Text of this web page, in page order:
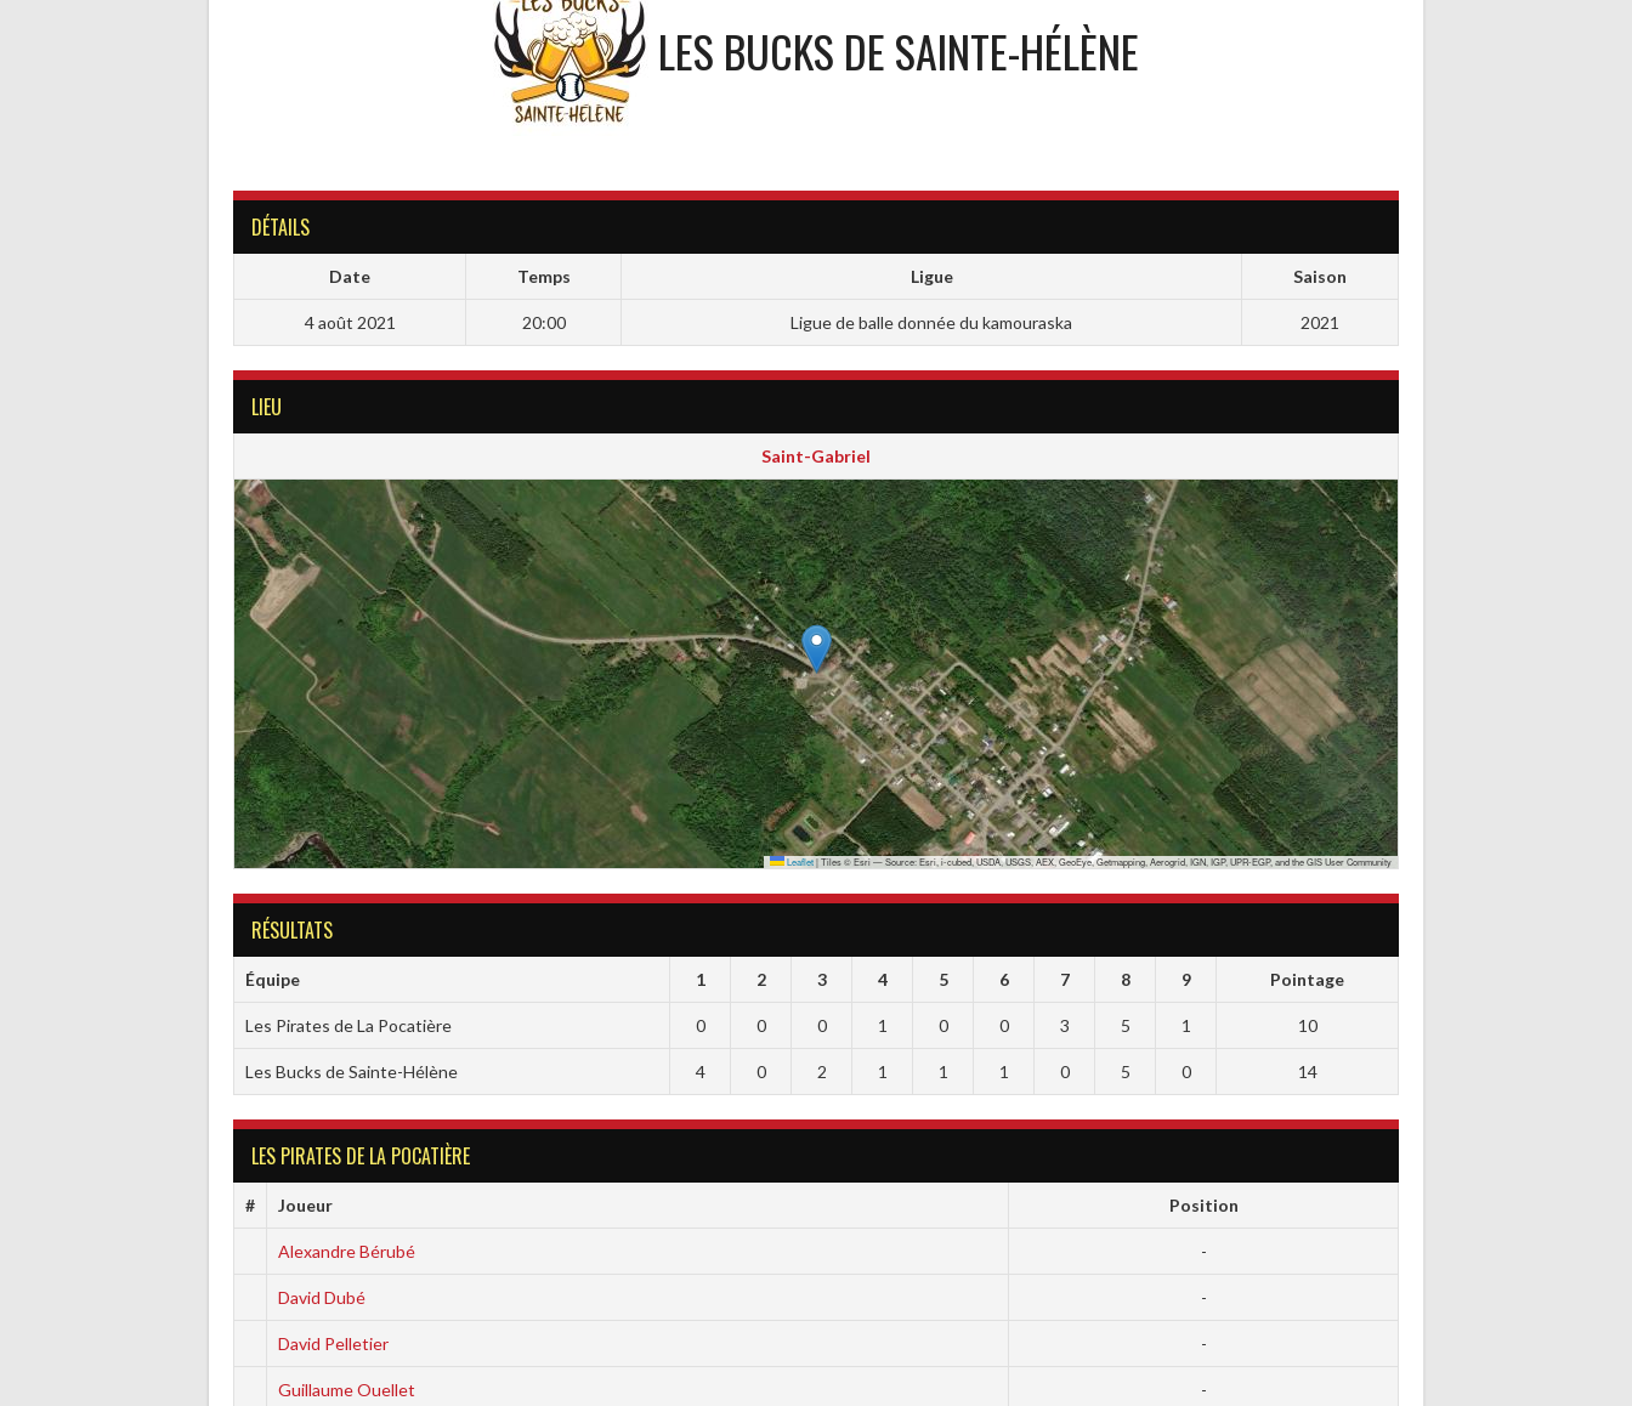
LES BUCKS DE SAINTE-HÉLÈNE
DÉTAILS
Date Temps Ligue Saison
4 août 2021 20:00 Ligue de balle donnée du kamouraska 2021
LIEU
Saint-Gabriel
Leaflet|Tiles © Esri — Source: Esri, i-cubed, USDA, USGS, AEX, GeoEye, Getmapping, Aerogrid, IGN, IGP, UPR-EGP, and the GIS User Community
RÉSULTATS
Équipe 1 2 3 4 5 6 7 8 9 Pointage
Les Pirates de La Pocatière 0 0 0 1 0 0 3 5 1 10
Les Bucks de Sainte-Hélène 4 0 2 1 1 1 0 5 0 14
LES PIRATES DE LA POCATIÈRE
# Joueur Position
Alexandre Bérubé -
David Dubé -
David Pelletier -
Guillaume Ouellet -